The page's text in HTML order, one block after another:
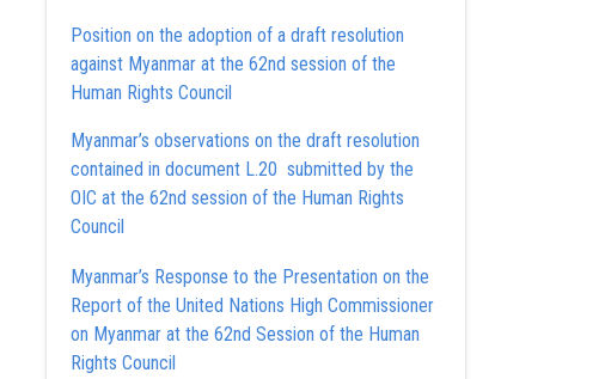
Position on the adoption of a draft resolution
against Myanmar at the 62nd session of the
Human Rights Council
Myanmar’s observations on the draft resolution
contained in document L.20 submitted by the
OIC at the 62nd session of the Human Rights
Council
Myanmar’s Response to the Presentation on the
Report of the United Nations High Commissioner
on Myanmar at the 62nd Session of the Human
Rights Council